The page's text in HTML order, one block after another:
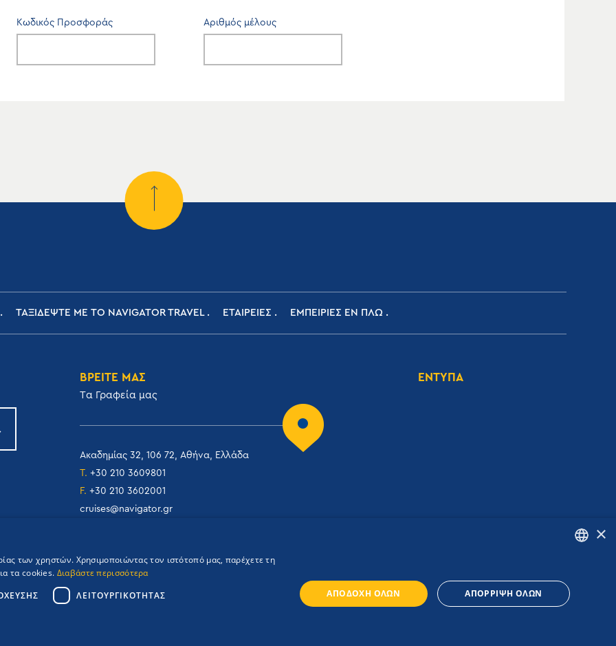
Κωδικός Προσφοράς Αριθμός μέλους
ΤΑΞΙΔΕΨΤΕ ΜΕ ΤΟ NAVIGATOR TRAVEL ΕΤΑΙΡΕΙΕΣ ΕΜΠΕΙΡΙΕΣ ΕΝ ΠΛΩ
ΒΡΕΙΤΕ ΜΑΣ
Tα Γραφεία μας
Ακαδημίας 32, 106 72, Αθήνα, Ελλάδα
T. +30 210 3609801
F. +30 210 3602001
cruises@navigator.gr
ΕΝΤΥΠΑ
GREEK
×
των χρηστών. Χρησιμοποιώντας τον ιστότοπό μας, παρέχετε τη
τα cookies. Διαβάστε περισσότερα
ΛΕΙΤΟΥΡΓΙΚΌΤΗΤΑΣ ΑΠΟΔΟΧΉ ΌΛΩΝ ΑΠΌΡΡΙΨΗ ΌΛΩΝ